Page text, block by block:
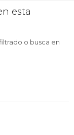
esta
o busca en